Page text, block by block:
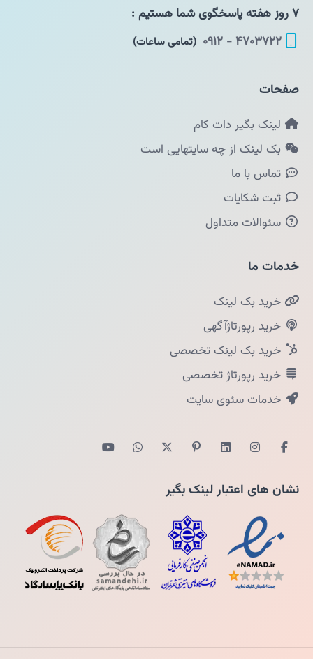
۷ روز هفته پاسخگوی شما هستیم :
۴۷۰۳۷۲۲ - ۰۹۱۲
(تمامی ساعات)
صفحات
لینک بگیر دات کام
بک لینک از چه سایتهایی است
تماس با ما
ثبت شکایات
سئوالات متداول
خدمات ما
خرید بک لینک
خرید رپورتاژآگهی
خرید بک لینک تخصصی
خرید رپورتاژ تخصصی
خدمات سئوی سایت
نشان های اعتبار لینک بگیر